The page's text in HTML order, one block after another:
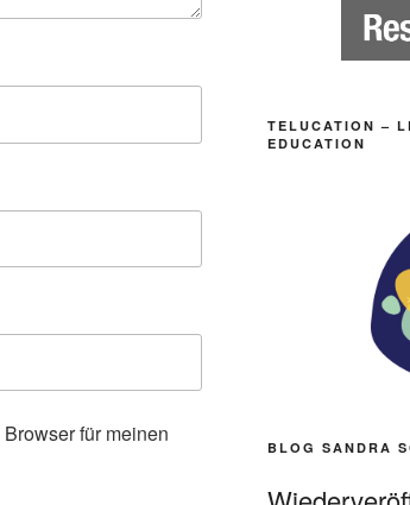
für meinen
TELUCATION –
EDUCATION
BLOG SANDRA